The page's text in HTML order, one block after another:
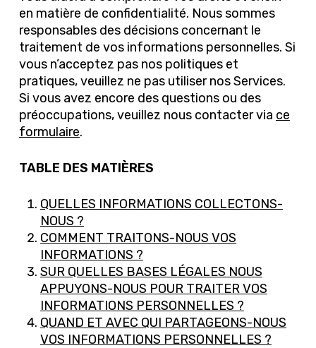
en matière de confidentialité. Nous sommes
responsables des décisions concernant le
traitement de vos informations personnelles. Si
vous n’acceptez pas nos politiques et
pratiques, veuillez ne pas utiliser nos Services.
Si vous avez encore des questions ou des
préoccupations, veuillez nous contacter via ce
formulaire.
TABLE DES MATIÈRES
QUELLES INFORMATIONS COLLECTONS-
NOUS ?
COMMENT TRAITONS-NOUS VOS
INFORMATIONS ?
SUR QUELLES BASES LÉGALES NOUS
APPUYONS-NOUS POUR TRAITER VOS
INFORMATIONS PERSONNELLES ?
QUAND ET AVEC QUI PARTAGEONS-NOUS
VOS INFORMATIONS PERSONNELLES ?